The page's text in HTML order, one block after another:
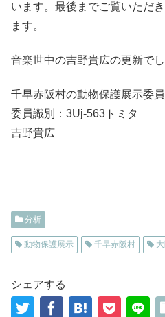
います。最後までご覧いただ
ます。
音楽世中の吉野貴広の更新でし
千早赤阪村の動物保護展示委員
委員識別：3Uj-563トミタ
吉野貴広
分析
動物保護展示 千早赤阪村
シェアする